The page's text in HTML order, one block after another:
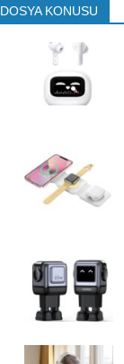
DOSYA KONUSU